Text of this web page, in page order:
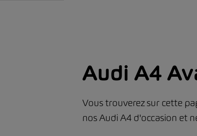
Audi A4
Vous trouverez sur cette
nos Audi A4 d'occasion et